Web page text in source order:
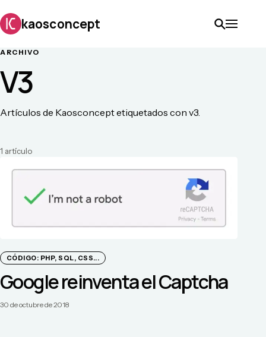
kaosconcept
ARCHIVO
V3
Artículos de Kaosconcept etiquetados con v3.
1 artículo
CÓDIGO: PHP, SQL, CSS...
Google reinventa el Captcha
30 de octubre de 2018